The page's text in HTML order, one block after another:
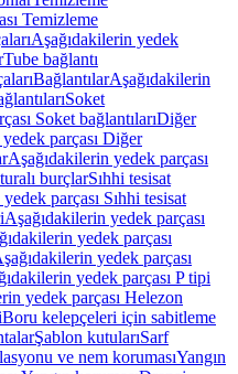
Temizleme
Aşağıdakilerin yedek
bağlantı
BağlantılarAşağıdakilerin
Soket
Soket bağlantılarıDiğer
parçası Diğer
Aşağıdakilerin yedek parçası
burçlarSıhhi tesisat
parçası Sıhhi tesisat
Aşağıdakilerin yedek parçası
yedek parçası
yedek parçası
yedek parçası P tipi
yedek parçası Helezon
Boru kelepçeleri için sabitleme
Şablon kutularıSarf
ve nem korumasıYangın